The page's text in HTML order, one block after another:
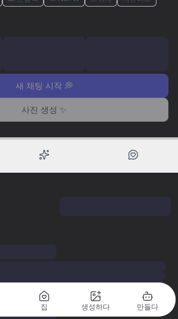
새 채팅 시작 💭
사진 생성 ✨
집 생성하다 만들다